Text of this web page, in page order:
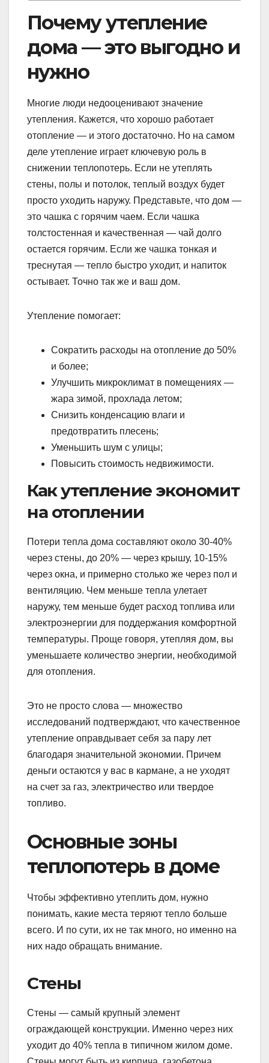
Почему утепление
дома — это выгодно и
нужно
Многие люди недооценивают значение
утепления. Кажется, что хорошо работает
отопление — и этого достаточно. Но на самом
деле утепление играет ключевую роль в
снижении теплопотерь. Если не утеплять
стены, полы и потолок, теплый воздух будет
просто уходить наружу. Представьте, что дом —
это чашка с горячим чаем. Если чашка
толстостенная и качественная — чай долго
остается горячим. Если же чашка тонкая и
треснутая — тепло быстро уходит, и напиток
остывает. Точно так же и ваш дом.
Утепление помогает:
Сократить расходы на отопление до 50%
и более;
Улучшить микроклимат в помещениях —
жара зимой, прохлада летом;
Снизить конденсацию влаги и
предотвратить плесень;
Уменьшить шум с улицы;
Повысить стоимость недвижимости.
Как утепление экономит
на отоплении
Потери тепла дома составляют около 30-40%
через стены, до 20% — через крышу, 10-15%
через окна, и примерно столько же через пол и
вентиляцию. Чем меньше тепла улетает
наружу, тем меньше будет расход топлива или
электроэнергии для поддержания комфортной
температуры. Проще говоря, утепляя дом, вы
уменьшаете количество энергии, необходимой
для отопления.
Это не просто слова — множество
исследований подтверждают, что качественное
утепление оправдывает себя за пару лет
благодаря значительной экономии. Причем
деньги остаются у вас в кармане, а не уходят
на счет за газ, электричество или твердое
топливо.
Основные зоны
теплопотерь в доме
Чтобы эффективно утеплить дом, нужно
понимать, какие места теряют тепло больше
всего. И по сути, их не так много, но именно на
них надо обращать внимание.
Стены
Стены — самый крупный элемент
ограждающей конструкции. Именно через них
уходит до 40% тепла в типичном жилом доме.